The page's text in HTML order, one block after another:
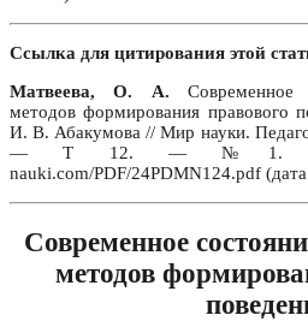
Ссылка для цитирования этой
Матвеева, О. А. Современное
методов формирования правового
И. В. Абакумова // Мир науки.
— Т 12. — №1. —
nauki.com/PDF/24PDMN124.pdf
Современное
методов